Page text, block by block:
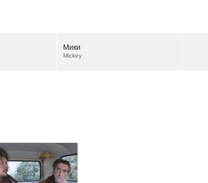
Мики
Mickey